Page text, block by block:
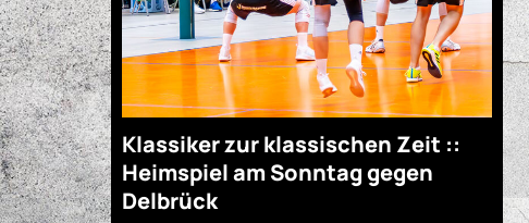
Klassiker zur klassischen Zeit ::
Heimspiel am Sonntag gegen
Delbrück